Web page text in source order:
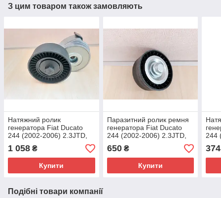
З цим товаром також замовляють
Натяжний ролик
генератора Fiat Ducato
244 (2002-2006) 2.3JTD,
504086751, 504000410
1 058 ₴
Купити
Паразитний ролик ремня
генератора Fiat Ducato
244 (2002-2006) 2.3JTD,
504000412
650₴
Купити
244
374
Подібні товари компанії